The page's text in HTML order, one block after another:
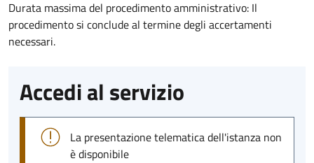
Durata massima del procedimento amministrativo: Il
procedimento si conclude al termine degli accertamenti
necessari.
Accedi al servizio
La presentazione telematica dell'istanza non
è disponibile